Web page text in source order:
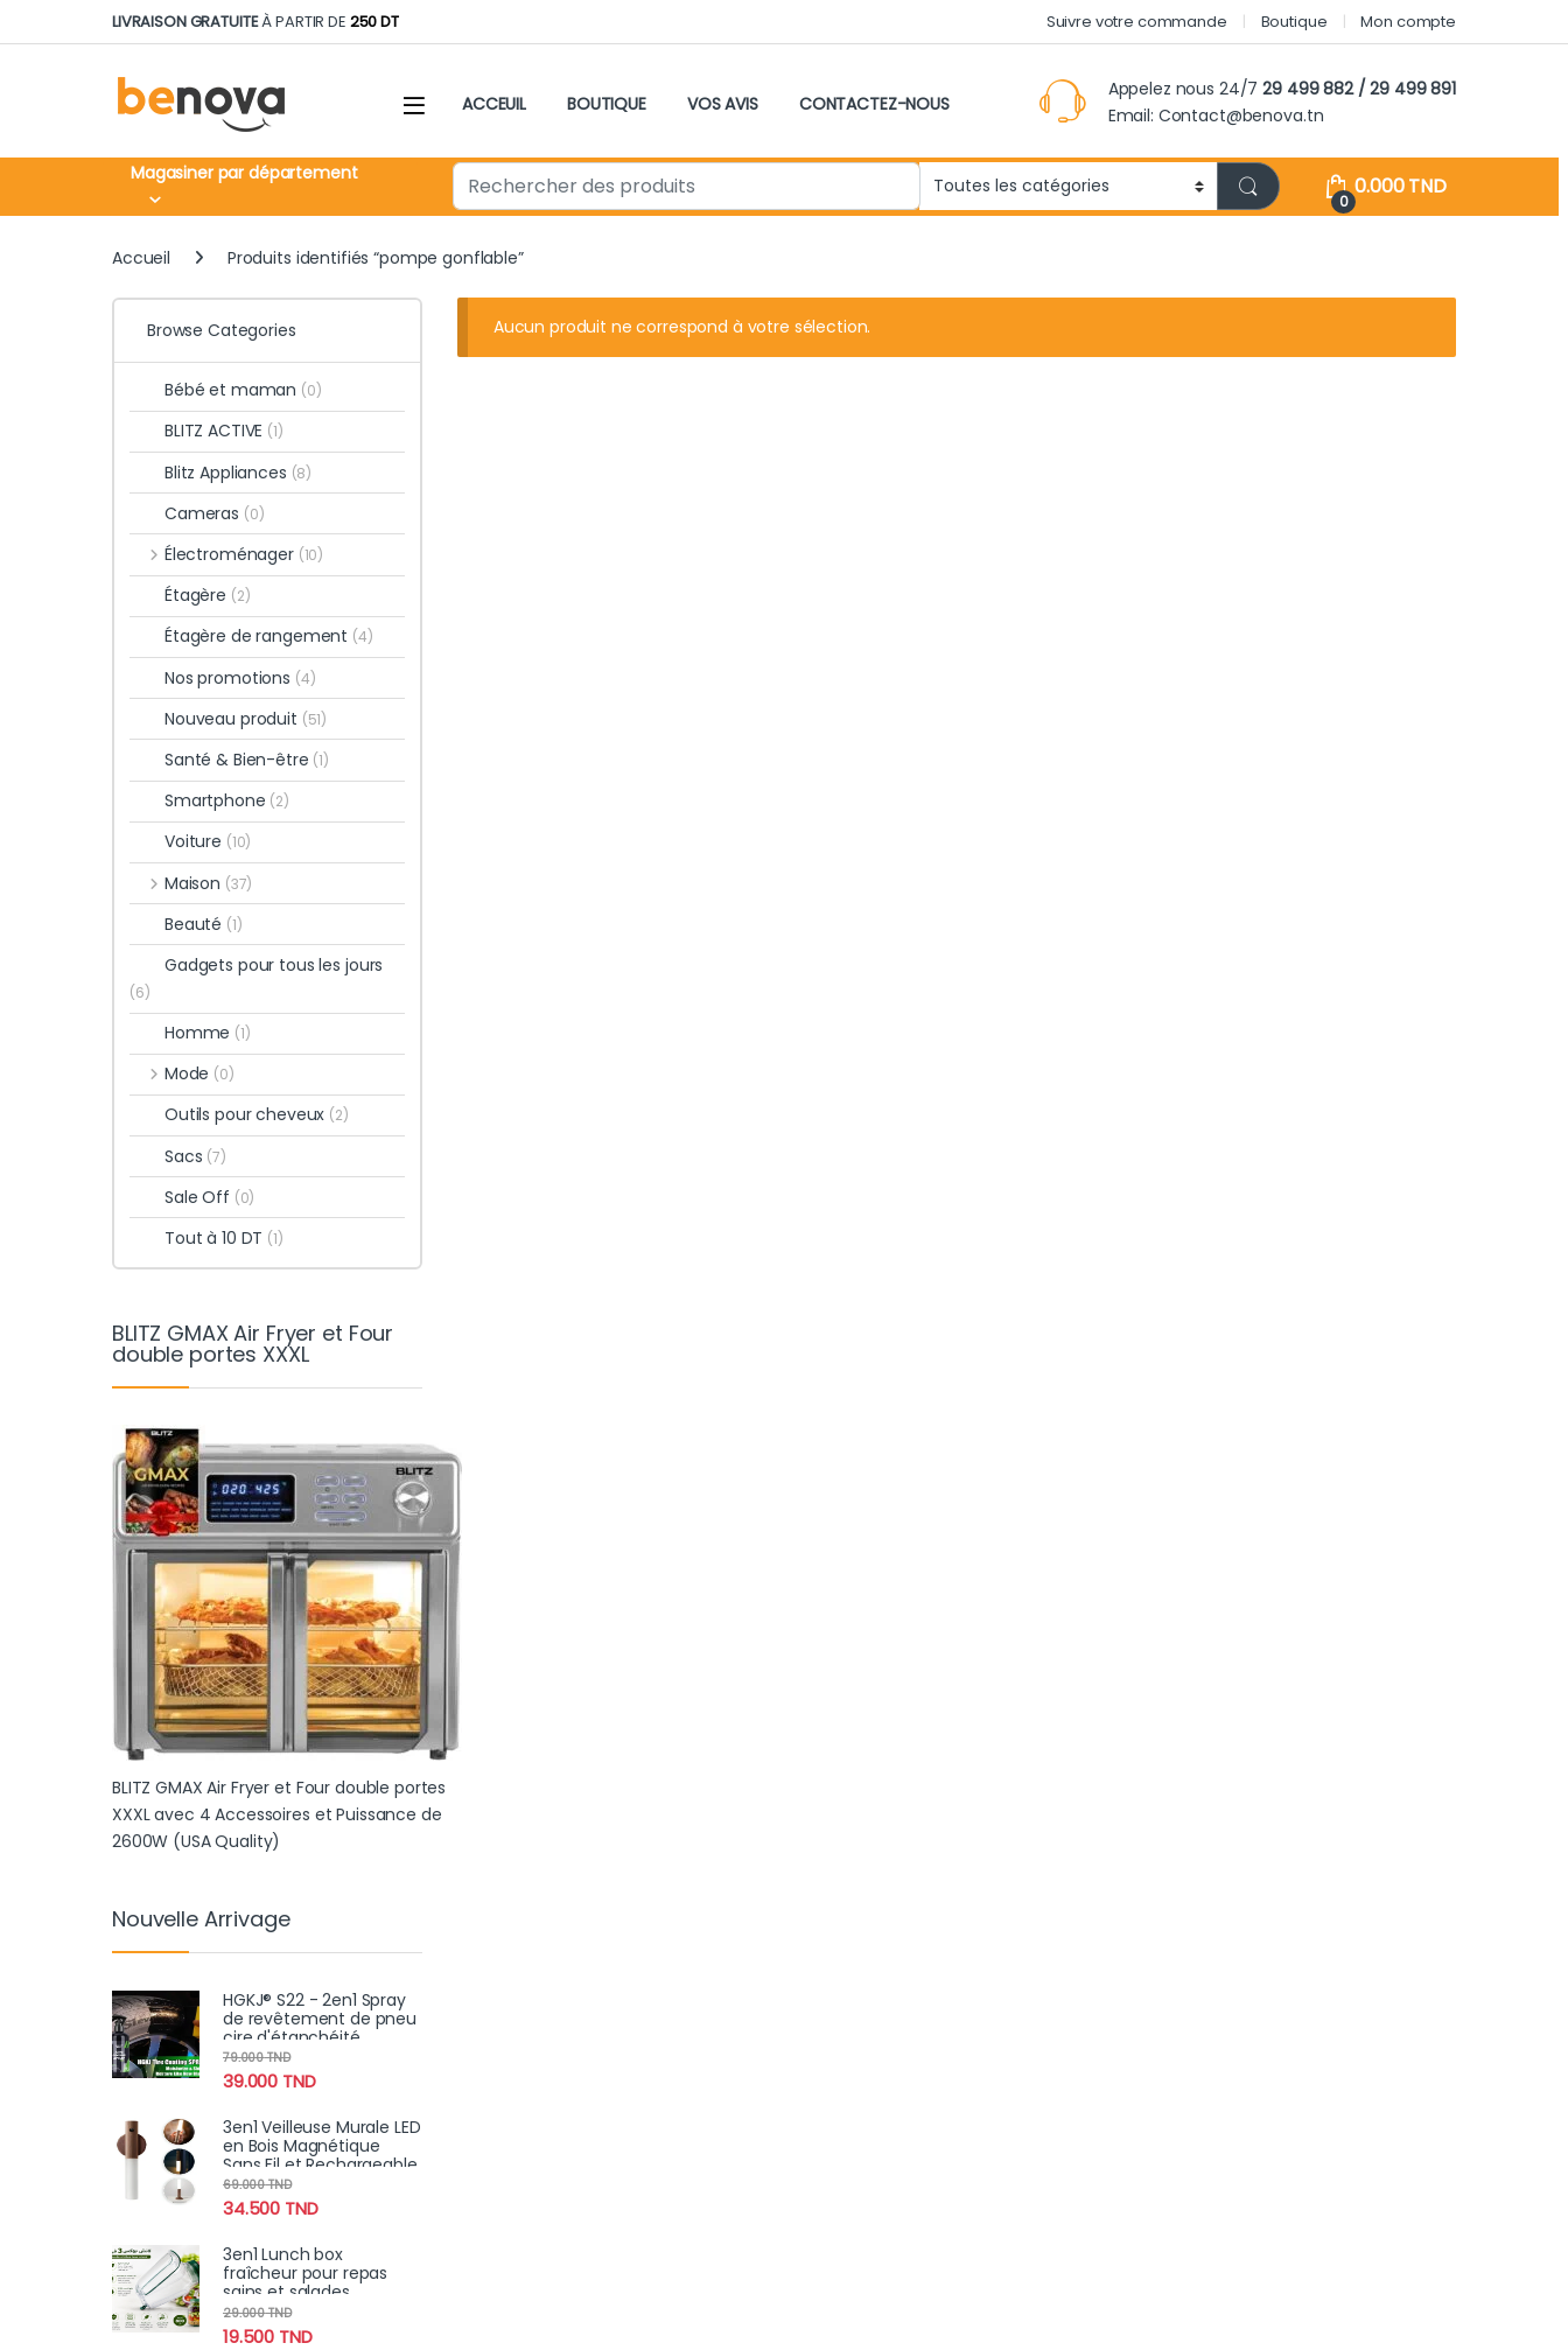
Skip to navigation
Skip to contentLIVRAISON GRATUITEÀ PARTIR DE 250 DT Suivre votre commande Boutique Mon compte
ACCEUIL BOUTIQUE VOS AVIS CONTACTEZ-NOUS
Appelez nous 24/729 499 882 / 29 499 891
Email: Contact@benova.tn
Magasiner par département Search for:
0
0.000TND
Accueil Produits identifiés “pompe gonflable”
Aucun produit ne correspond à votre sélection.
Browse Categories
Bébé et maman (0)
BLITZ ACTIVE (1)
Blitz Appliances (8)
Cameras (0)
Électroménager (10)
Étagère (2)
Étagère de rangement (4)
Nos promotions (4)
Nouveau produit (51)
Santé & Bien-être (1)
Smartphone (2)
Voiture (10)
Maison (37)
Beauté (1)
Gadgets pour tous les jours
(6)
Homme (1)
Mode (0)
Outils pour cheveux (2)
Sacs (7)
Sale Off (0)
Tout à 10 DT (1)
BLITZ GMAX Air Fryer et Four
double portes XXXL
BLITZ GMAX Air Fryer et Four double portes
XXXL avec 4 Accessoires et Puissance de
2600W (USA Quality)
Nouvelle Arrivage
HGKJ® S22 - 2en1 Spray
de revêtement de pneu
cire d'étanchéité
hydrophobe pour jantes
, renoircissement,
brillance, remplissage
39.000 TND
79.000TND
3en1 Veilleuse Murale LED
en Bois Magnétique
Sans Fil et Rechargeable
avec Détecteur de
Mouvement
34.500 TND
69.000TND
3en1 Lunch box
fraîcheur pour repas
sains et salades
croustillantes
19.500 TND
29.000TND